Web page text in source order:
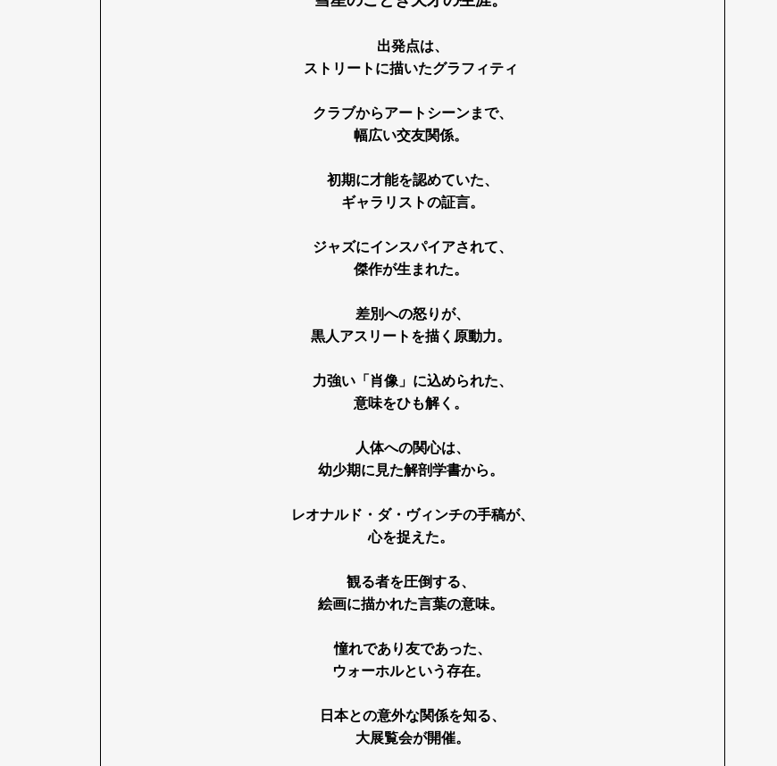
Art&Design
出発点は、
ストリートに描いたグラフィティ
クラブからアートシーンまで、
幅広い交友関係。
初期に才能を認めていた、
ギャラリストの証言。
ジャズにインスパイアされて、
傑作が生まれた。
差別への怒りが、
黒人アスリートを描く原動力。
力強い「肖像」に込められた、
意味をひも解く。
人体への関心は、
幼少期に見た解剖学書から。
レオナルド・ダ・ヴィンチの手稿が、
心を捉えた。
観る者を圧倒する、
絵画に描かれた言葉の意味。
憧れであり友であった、
ウォーホルという存在。
日本との意外な関係を知る、
大展覧会が開催。